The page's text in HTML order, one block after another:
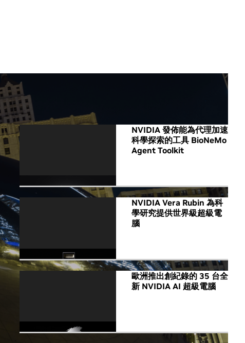
All NVIDIA News
NVIDIA 發佈能為代理加速
科學探索的工具 BioNeMo
Agent Toolkit
NVIDIA Vera Rubin 為科
學研究提供世界級超級電
腦
歐洲推出創紀錄的 35 台全
新 NVIDIA AI 超級電腦